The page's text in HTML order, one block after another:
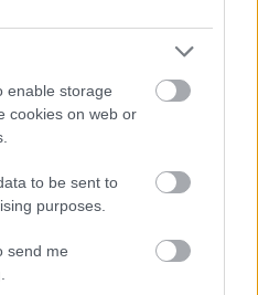
enable storage
cookies on web or
to be sent to
purposes.
send me
államtitkára reflektált úgy
történtekre.
lakásotthon
gyermekotthon előtt